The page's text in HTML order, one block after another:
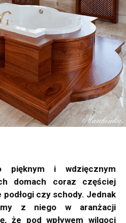
pięknym i wdzięcznym
domach coraz częściej
podłogi czy schody. Jednak
z niego w aranżacji
że pod wpływem wilgoci